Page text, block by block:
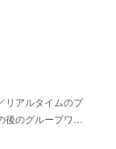
リアルタイムのプ
後のグループワ…